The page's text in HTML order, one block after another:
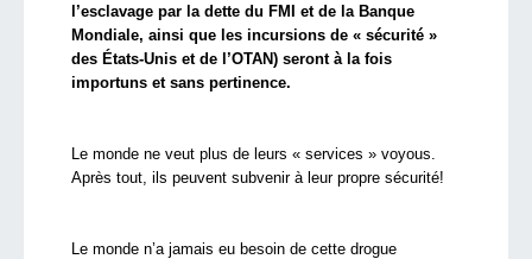
l’esclavage par la dette du FMI et de la Banque
Mondiale, ainsi que les incursions de « sécurité »
des États-Unis et de l’OTAN) seront à la fois
importuns et sans pertinence.
Le monde ne veut plus de leurs « services » voyous.
Après tout, ils peuvent subvenir à leur propre sécurité!
Le monde n’a jamais eu besoin de cette drogue